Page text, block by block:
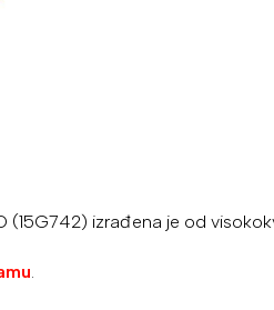
(15G742) izrađena je od